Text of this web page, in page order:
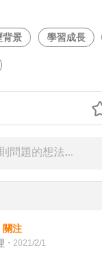
背景 學習成長
關注
・ 2021/2/1